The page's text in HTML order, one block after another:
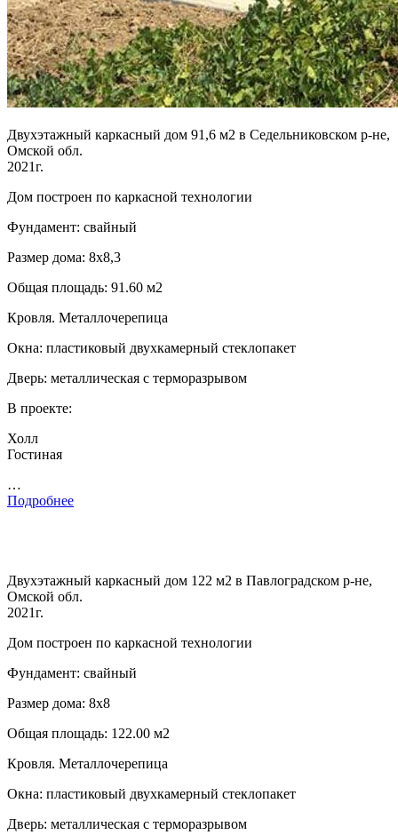
Двухэтажный каркасный дом 91,6 м2 в Седельниковском р-не,
Омской обл.
2021г.
Дом построен по каркасной технологии
Фундамент: свайный
Размер дома: 8х8,3
Общая площадь: 91.60 м2
Кровля. Металлочерепица
Окна: пластиковый двухкамерный стеклопакет
Дверь: металлическая с терморазрывом
В проекте:
Холл
Гостиная
…
Подробнее
Двухэтажный каркасный дом 122 м2 в Павлоградском р-не,
Омской обл.
2021г.
Дом построен по каркасной технологии
Фундамент: свайный
Размер дома: 8х8
Общая площадь: 122.00 м2
Кровля. Металлочерепица
Окна: пластиковый двухкамерный стеклопакет
Дверь: металлическая с терморазрывом